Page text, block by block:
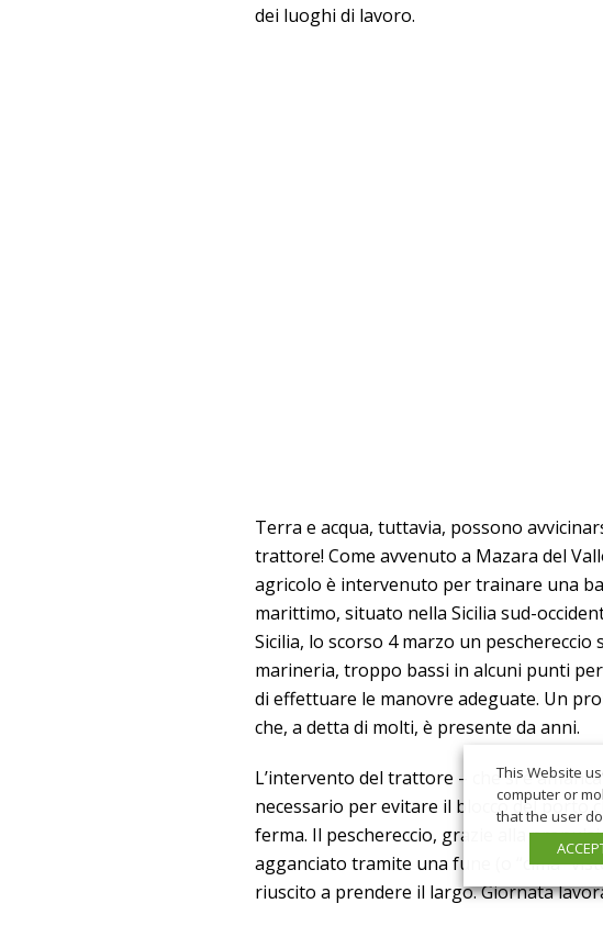
dei luoghi di lavoro.
Terra e acqua, tuttavia, possono
trattore! Come avvenuto a Mazara del
agricolo è intervenuto per trainare una
marittimo, situato nella Sicilia sud-
Sicilia, lo scorso 4 marzo un
marineria, troppo bassi in alcuni punti
di effettuare le manovre adeguate. Un
che, a detta di molti, è presente da anni.
L’intervento del trattore – che si è
necessario per evitare il blocco del porto
ferma. Il peschereccio, grazie alla
agganciato tramite una fune (o “cima”
riuscito a prendere il largo. Giornata
This Website
computer or
that the user